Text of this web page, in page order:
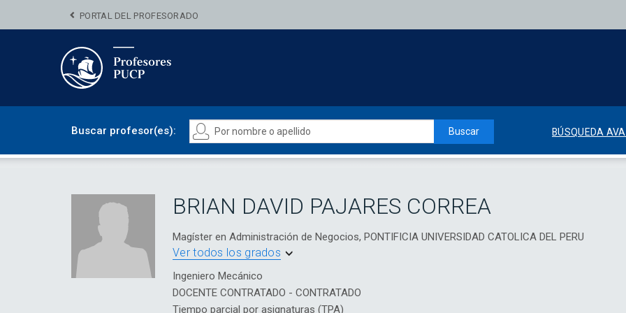
PORTAL DEL PROFESORADO
Buscar profesor(es): Buscar BÚSQUEDA
BRIAN DAVID PAJARES CORREA
Magíster en Administración de Negocios, PONTIFICIA UNIVERSIDAD CATOLICA DEL PERU
Ver todos los grados
Ingeniero Mecánico
DOCENTE CONTRATADO - CONTRATADO
Tiempo parcial por asignaturas (TPA)